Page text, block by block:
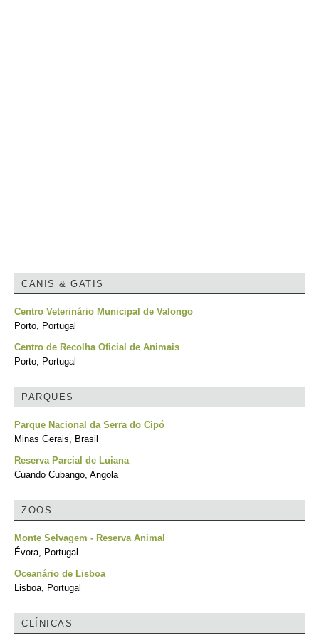
CANIS & GATIS
Centro Veterinário Municipal de Valongo
Porto, Portugal
Centro de Recolha Oficial de Animais
Porto, Portugal
PARQUES
Parque Nacional da Serra do Cipó
Minas Gerais, Brasil
Reserva Parcial de Luiana
Cuando Cubango, Angola
ZOOS
Monte Selvagem - Reserva Animal
Évora, Portugal
Oceanário de Lisboa
Lisboa, Portugal
CLÍNICAS